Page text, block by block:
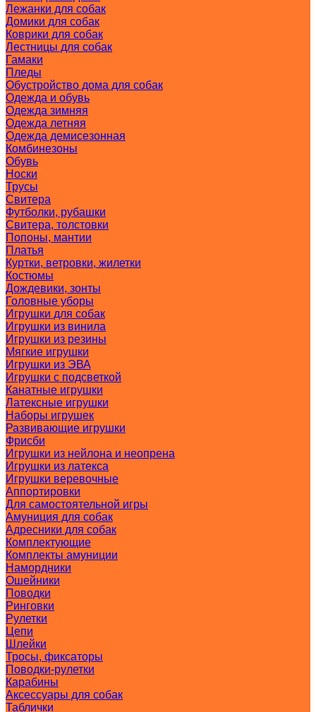
Лежанки для собак
Домики для собак
Коврики для собак
Лестницы для собак
Гамаки
Пледы
Обустройство дома для собак
Одежда и обувь
Одежда зимняя
Одежда летняя
Одежда демисезонная
Комбинезоны
Обувь
Носки
Трусы
Свитера
Футболки, рубашки
Свитера, толстовки
Попоны, мантии
Платья
Куртки, ветровки, жилетки
Костюмы
Дождевики, зонты
Головные уборы
Игрушки для собак
Игрушки из винила
Игрушки из резины
Мягкие игрушки
Игрушки из ЭВА
Игрушки с подсветкой
Канатные игрушки
Латексные игрушки
Наборы игрушек
Развивающие игрушки
Фрисби
Игрушки из нейлона и неопрена
Игрушки из латекса
Игрушки веревочные
Аппортировки
Для самостоятельной игры
Амуниция для собак
Адресники для собак
Комплектующие
Комплекты амуниции
Намордники
Ошейники
Поводки
Ринговки
Рулетки
Цепи
Шлейки
Тросы, фиксаторы
Поводки-рулетки
Карабины
Аксессуары для собак
Таблички